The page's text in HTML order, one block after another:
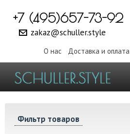
+7 (495)657-73-92
zakaz@schuller.style
О нас Доставка и оплата
Фильтр товаров